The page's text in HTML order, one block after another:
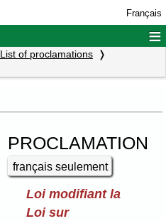
Français
≡
List of proclamations
PROCLAMATION
français seulement
Loi modifiant la
Loi sur